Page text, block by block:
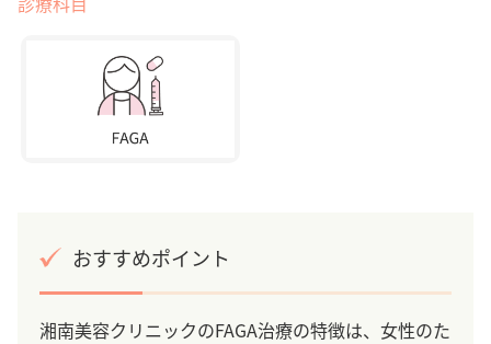
おすすめポイント
湘南美容クリニックのFAGA治療の特徴は、女性のた